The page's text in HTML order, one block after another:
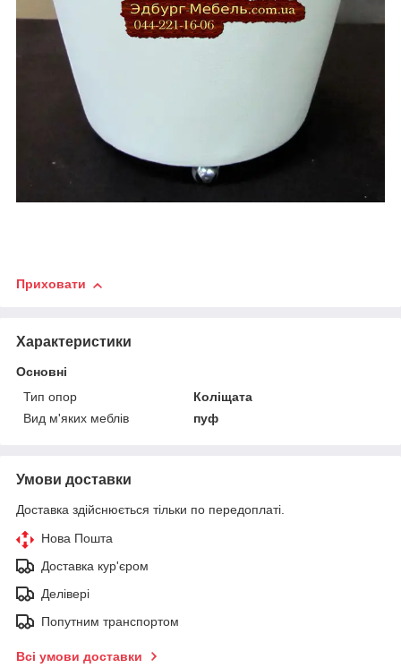
Приховати
Характеристики
Основні
Тип опор
Коліщата
Вид м'яких меблів
пуф
Умови доставки
Доставка здійснюється тільки по передоплаті.
Нова Пошта
Доставка кур'єром
Делівері
Попутним транспортом
Всі умови доставки